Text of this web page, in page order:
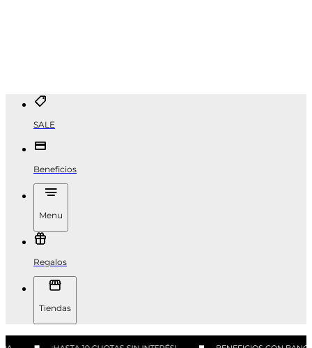
SALE
Beneficios
Menu
Regalos
Tiendas